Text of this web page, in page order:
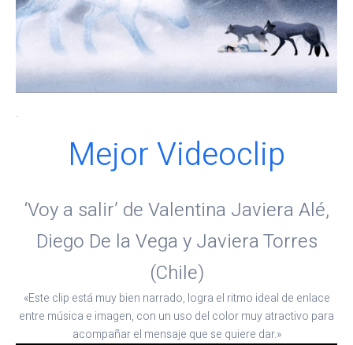
.
Mejor Videoclip
‘Voy a salir’ de Valentina Javiera Alé,
Diego De la Vega y Javiera Torres
(Chile)
«Este clip está muy bien narrado, logra el ritmo ideal de enlace
entre música e imagen, con un uso del color muy atractivo para
acompañar el mensaje que se quiere dar.»